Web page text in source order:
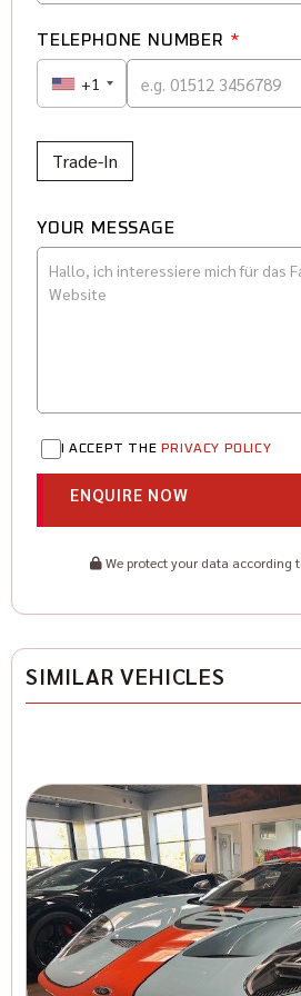
TELEPHONE NUMBER *
+1
Trade-In
YOUR MESSAGE
I ACCEPT THE PRIVACY POLICY
ENQUIRE NOW
We protect your data according
SIMILAR VEHICLES